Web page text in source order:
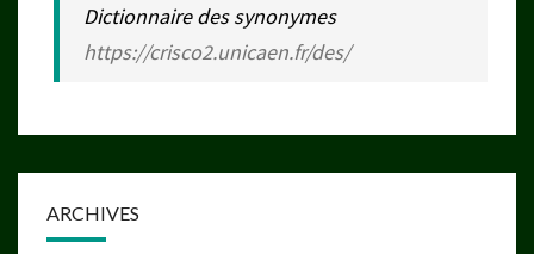
Dictionnaire des synonymes
https://crisco2.unicaen.fr/des/
ARCHIVES